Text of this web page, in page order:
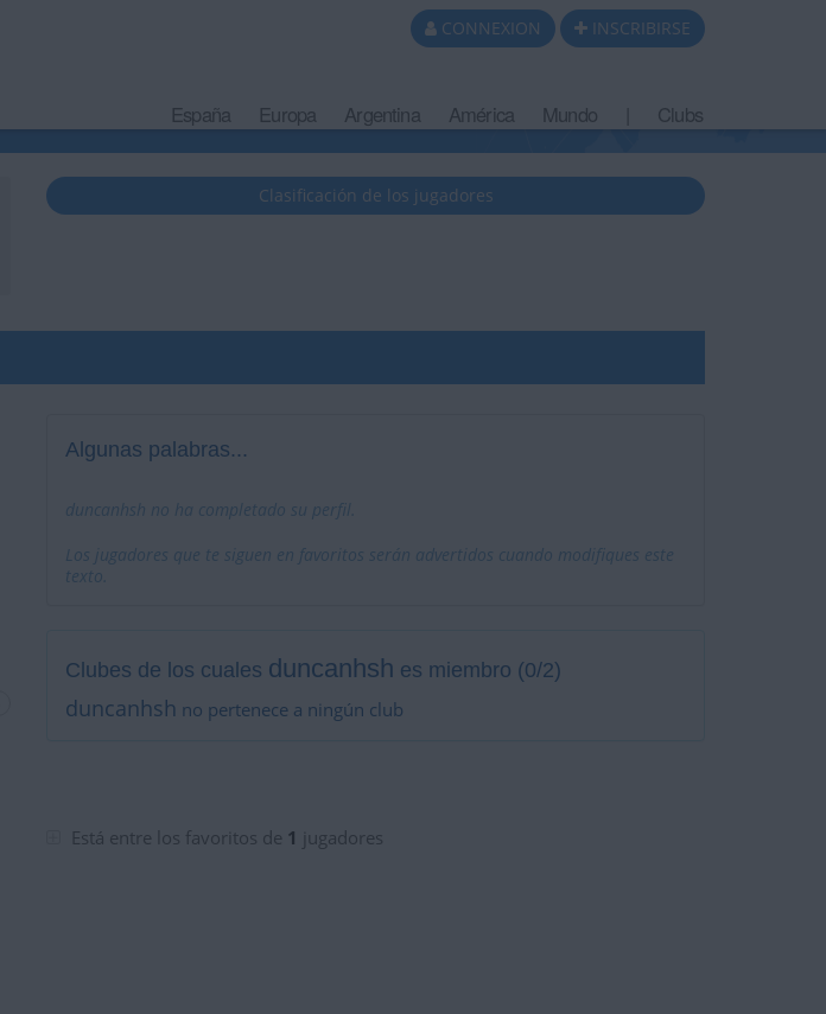
CONNEXION INSCRIBIRSE
España Europa Argentina América Mundo Clubs
Clasificación de los jugadores
Algunas palabras...
duncanhsh no ha completado su perfil.
Los jugadores que te siguen en favoritos serán advertidos cuando modifiques este
texto.
Clubes de los cuales duncanhsh es miembro (0/2)
duncanhsh no pertenece a ningún club
Está entre los favoritos de 1 jugadores